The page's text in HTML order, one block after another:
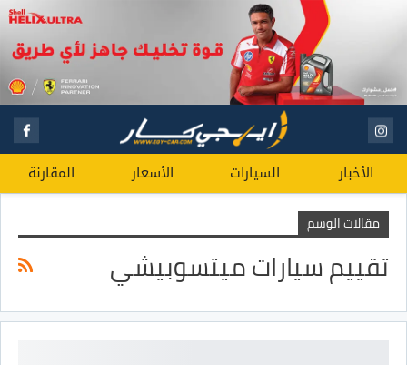
الأخبار السيارات الأسعار المقارنة
مقالات الوسم
تقييم سيارات ميتسوبيشي